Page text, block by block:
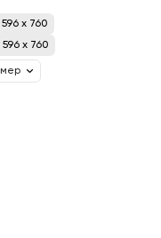
596 x 760
596 x 760